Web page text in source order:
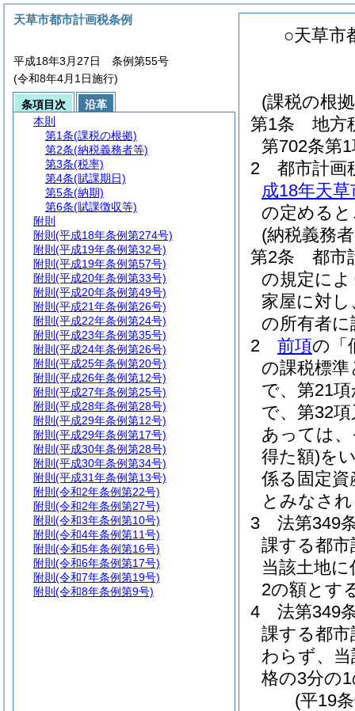
○天草市
(課税の根
第1条
地方
第702条第
2
都市計画
成18年天
の定める
(納税義務
第2条
都市
の規定に
家屋に対
の所有者
2
前項の「
の課税標
で、第21
で、第32
あっては
得た額)を
係る固定
とみなさ
3
法第349
課する都
当該土地
2の額とす
4
法第349
課する都
わらず、
格の3分の
(平19
天草市都市計画税条例
平成18年3月27日 条例第55号
(令和8年4月1日施行)
条項目次
沿革
本則
第1条(課税の根拠)
第2条(納税義務者等)
第3条(税率)
第4条(賦課期日)
第5条(納期)
第6条(賦課徴収等)
附則
附則 (平成18年条例第274号)
附則 (平成19年条例第32号)
附則 (平成19年条例第57号)
附則 (平成20年条例第33号)
附則 (平成20年条例第49号)
附則 (平成21年条例第26号)
附則 (平成22年条例第24号)
附則 (平成23年条例第35号)
附則 (平成24年条例第26号)
附則 (平成25年条例第20号)
附則 (平成26年条例第12号)
附則 (平成27年条例第25号)
附則 (平成28年条例第28号)
附則 (平成29年条例第12号)
附則 (平成29年条例第17号)
附則 (平成30年条例第28号)
附則 (平成30年条例第34号)
附則 (平成31年条例第13号)
附則 (令和2年条例第22号)
附則 (令和2年条例第27号)
附則 (令和3年条例第10号)
附則 (令和4年条例第11号)
附則 (令和5年条例第16号)
附則 (令和6年条例第17号)
附則 (令和7年条例第19号)
附則 (令和8年条例第9号)